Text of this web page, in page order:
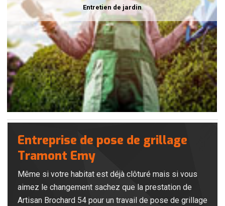
Entretien de jardin
Entreprise de pose de grillage
Tramont Emy
Même si votre habitat est déjà clôturé mais si vous
aimez le changement sachez que la prestation de
Artisan Brochard 54 pour un travail de pose de grillage